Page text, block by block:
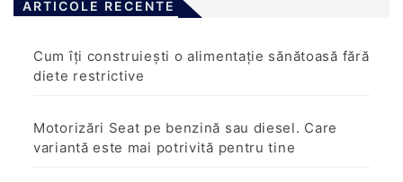
ARTICOLE RECENTE
Cum îți construiești o alimentație sănătoasă fără
diete restrictive
Motorizări Seat pe benzină sau diesel. Care
variantă este mai potrivită pentru tine